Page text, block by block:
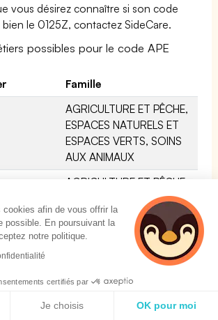
vous désirez connaître si son code
bien le 0125Z, contactez SideCare.
possibles pour le code APE
Famille
AGRICULTURE ET PÊCHE,
ESPACES NATURELS ET
ESPACES VERTS, SOINS
AUX ANIMAUX
AGRICULTURE ET PÊCHE,
ESPACES NATURELS ET
ESPACES VERTS, SOINS
AUX ANIMAUX
de
AGRICULTURE ET PÊCHE,
ESPACES VERTS, SOINS
AUX ANIMAUX
cookies afin de vous offrir la
possible. En poursuivant la
notre politique.
certifiés par
Je choisis OK pour moi